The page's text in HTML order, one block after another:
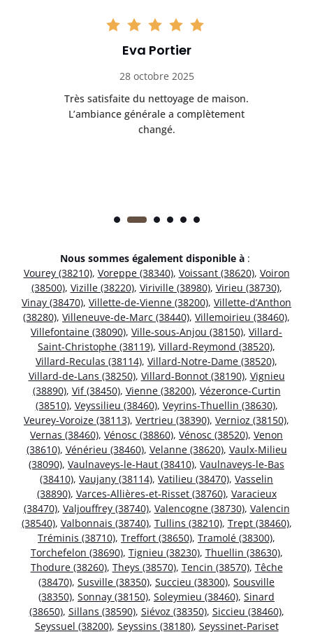
Eva Portier
28 octobre 2025
Très satisfaite du nettoyage de maison.
L’ambiance générale a complètement
changé.
Nous sommes également disponible à :
Vourey (38210), Voreppe (38340), Voissant (38620), Voiron
(38500), Vizille (38220), Viriville (38980), Virieu (38730),
Vinay (38470), Villette-de-Vienne (38200), Villette-d’Anthon
(38280), Villeneuve-de-Marc (38440), Villemoirieu (38460),
Villefontaine (38090), Ville-sous-Anjou (38150), Villard-
Saint-Christophe (38119), Villard-Reymond (38520),
Villard-Reculas (38114), Villard-Notre-Dame (38520),
Villard-de-Lans (38250), Villard-Bonnot (38190), Vignieu
(38890), Vif (38450), Vienne (38200), Vézeronce-Curtin
(38510), Veyssilieu (38460), Veyrins-Thuellin (38630),
Veurey-Voroize (38113), Vertrieu (38390), Vernioz (38150),
Vernas (38460), Vénosc (38860), Vénosc (38520), Venon
(38610), Vénérieu (38460), Velanne (38620), Vaulx-Milieu
(38090), Vaulnaveys-le-Haut (38410), Vaulnaveys-le-Bas
(38410), Vaujany (38114), Vatilieu (38470), Vasselin
(38890), Varces-Allières-et-Risset (38760), Varacieux
(38470), Valjouffrey (38740), Valencogne (38730), Valencin
(38540), Valbonnais (38740), Tullins (38210), Trept (38460),
Tréminis (38710), Treffort (38650), Tramolé (38300),
Torchefelon (38690), Tignieu (38230), Thuellin (38630),
Thodure (38260), Theys (38570), Tencin (38570), Têche
(38470), Susville (38350), Succieu (38300), Sousville
(38350), Sonnay (38150), Soleymieu (38460), Sinard
(38650), Sillans (38590), Siévoz (38350), Siccieu (38460),
Seyssuel (38200), Seyssins (38180), Seyssinet-Pariset